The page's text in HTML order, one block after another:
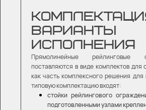
ВАРИАНТЫ
ИСПОЛНЕНИЯ
Прямолинейные рейлинговые
поставляются в виде комплектов для
как часть комплексного решения для
типовую комплектацию входят:
стойки рейлингового
подготовленными узлами